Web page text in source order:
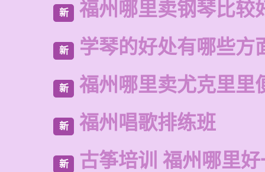
新 福州哪里卖钢琴比较
新 学琴的好处有哪些方
新 福州哪里卖尤克里里
新 福州唱歌排练班
新 古筝培训 福州哪里